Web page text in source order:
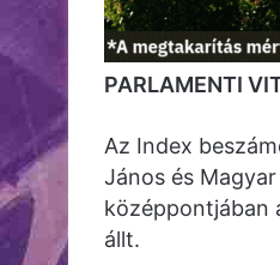
PARLAMENTI
Az Index
János és
középpontjában
állt.